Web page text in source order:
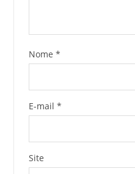
Nome *
E-mail *
Site